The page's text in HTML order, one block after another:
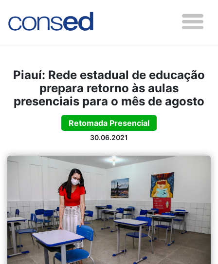
Piauí: Rede estadual de educação
prepara retorno às aulas
presenciais para o mês de agosto
Retomada Presencial
30.06.2021